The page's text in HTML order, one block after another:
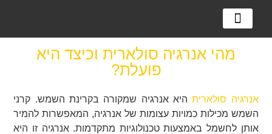
מהי אנרגיה סולארית וכיצד היא
פועלת?
אנרגיה סולאריתהיא אנרגיה שמקורה בקרינת השמש. קרני
השמש מכילות כמויות עצומות של אנרגיה, המאפשרות להמיר
אותן לחשמל באמצעות טכנולוגיות מתקדמות. אנרגיה זו היא